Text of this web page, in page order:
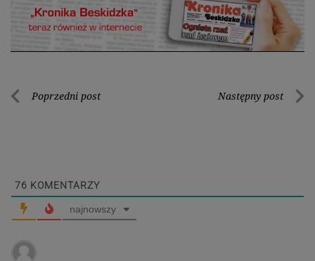
Nawigacja
Poprzedni post Następny post
76 KOMENTARZY
najnowszy